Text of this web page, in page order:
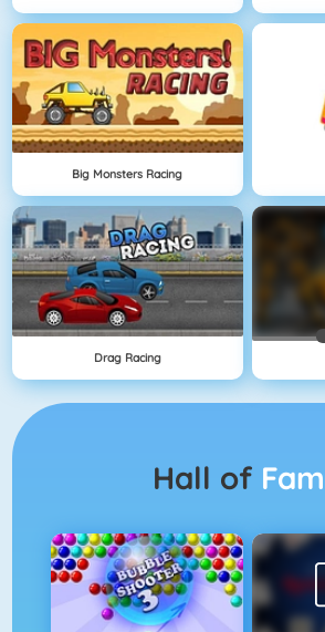
Big Monsters Racing
Drag Racing
Hall of